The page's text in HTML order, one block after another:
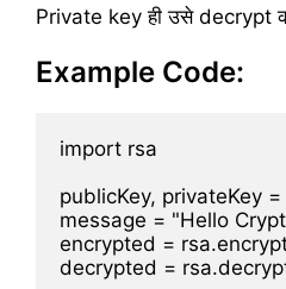
Private key ही उसे decrypt
Example Code:
import rsa
publicKey, privateKey
message = "Hello
encrypted =
decrypted =